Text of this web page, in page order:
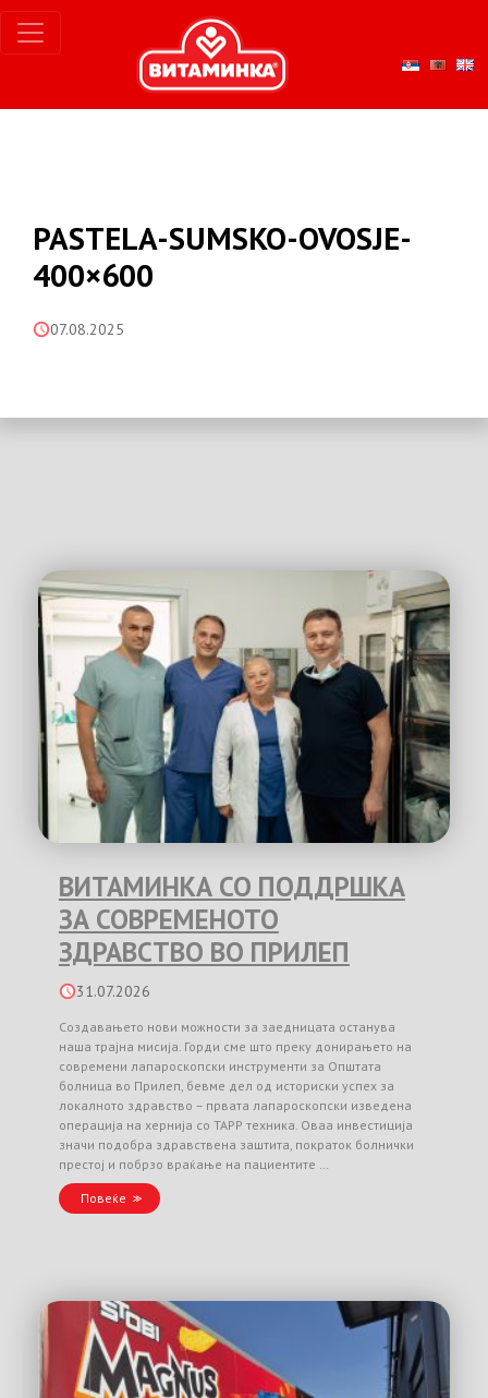
PASTELA-SUMSKO-OVOSJE-
400×600
07.08.2025
ВИТАМИНКА СО ПОДДРШКА
ЗА СОВРЕМЕНОТО
ЗДРАВСТВО ВО ПРИЛЕП
31.07.2026
Создавањето нови можности за заедницата останува
наша трајна мисија. Горди сме што преку донирањето на
современи лапароскопски инструменти за Општата
болница во Прилеп, бевме дел од историски успех за
локалното здравство – првата лапароскопски изведена
операција на хернија со TAPP техника. Оваа инвестиција
значи подобра здравствена заштита, пократок болнички
престој и побрзо враќање на пациентите …
Повеќе